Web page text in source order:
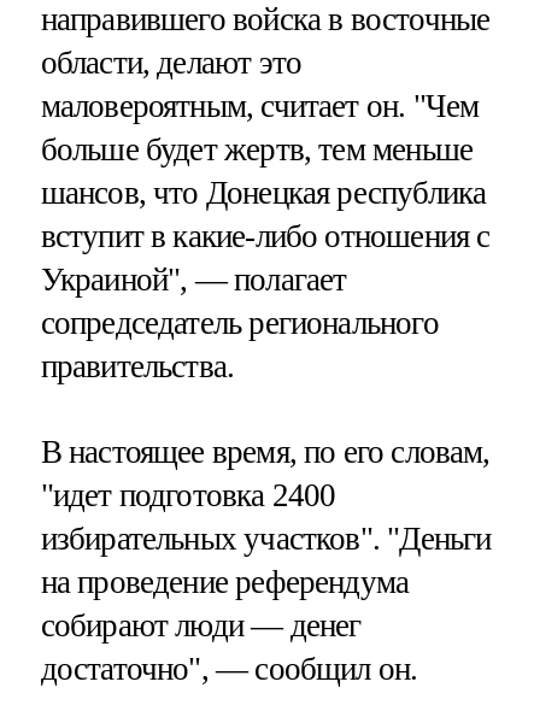
направившего войска в восточные
области, делают это
маловероятным, считает он. "Чем
больше будет жертв, тем меньше
шансов, что Донецкая республика
вступит в какие-либо отношения с
Украиной", — полагает
сопредседатель регионального
правительства.
В настоящее время, по его словам,
"идет подготовка 2400
избирательных участков". "Деньги
на проведение референдума
собирают люди — денег
достаточно", — сообщил он.